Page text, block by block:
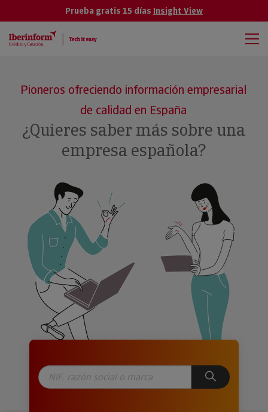
Prueba gratis 15 días Insight View
Pioneros ofreciendo información empresarial
de calidad en España
¿Quieres saber más sobre una
empresa española?